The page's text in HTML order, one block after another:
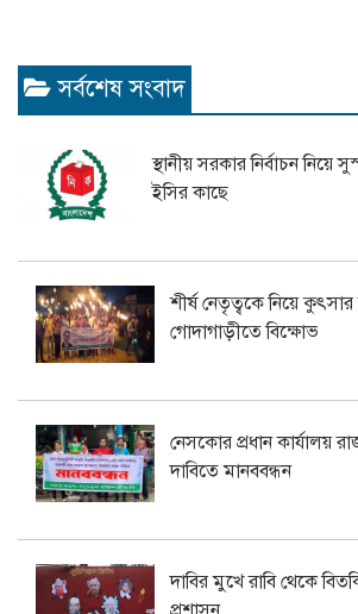
সর্বশেষ সংবাদ
স্থানীয় সরকার নির্বাচন নিয়ে
ইসির কাছে
শীর্ষ নেতৃত্বকে নিয়ে কুৎসার
গোদাগাড়ীতে বিক্ষোভ
নেসকোর প্রধান কার্যালয়
দাবিতে মানববন্ধন
দাবির মুখে রাবি থেকে